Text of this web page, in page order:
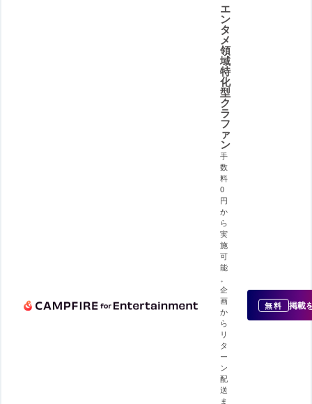
エ
ン
タ
メ
領
域
特
化
型
ク
ラ
フ
ァ
ン
手
数
料
0
円
か
ら
実
施
可
能
。
企
画
か
ら
リ
タ
ー
ン
配
送
ま
無料 掲載